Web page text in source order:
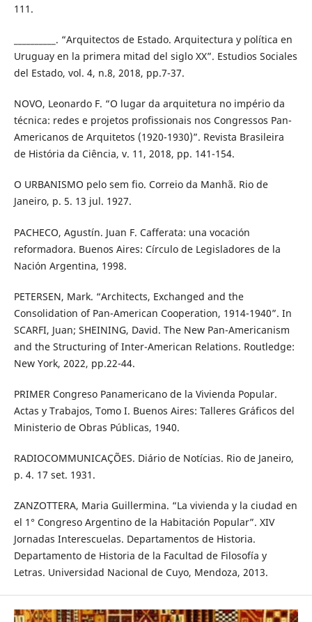
111.
__________. “Arquitectos de Estado. Arquitectura y política en
Uruguay en la primera mitad del siglo XX”. Estudios Sociales
del Estado, vol. 4, n.8, 2018, pp.7-37.
NOVO, Leonardo F. “O lugar da arquitetura no império da
técnica: redes e projetos profissionais nos Congressos Pan-
Americanos de Arquitetos (1920-1930)”. Revista Brasileira
de História da Ciência, v. 11, 2018, pp. 141-154.
O URBANISMO pelo sem fio. Correio da Manhã. Rio de
Janeiro, p. 5. 13 jul. 1927.
PACHECO, Agustín. Juan F. Cafferata: una vocación
reformadora. Buenos Aires: Círculo de Legisladores de la
Nación Argentina, 1998.
PETERSEN, Mark. “Architects, Exchanged and the
Consolidation of Pan-American Cooperation, 1914-1940”. In
SCARFI, Juan; SHEINING, David. The New Pan-Americanism
and the Structuring of Inter-American Relations. Routledge:
New York, 2022, pp.22-44.
PRIMER Congreso Panamericano de la Vivienda Popular.
Actas y Trabajos, Tomo I. Buenos Aires: Talleres Gráficos del
Ministerio de Obras Públicas, 1940.
RADIOCOMMUNICAÇÕES. Diário de Notícias. Rio de Janeiro,
p. 4. 17 set. 1931.
ZANZOTTERA, Maria Guillermina. “La vivienda y la ciudad en
el 1° Congreso Argentino de la Habitación Popular”. XIV
Jornadas Interescuelas. Departamentos de Historia.
Departamento de Historia de la Facultad de Filosofía y
Letras. Universidad Nacional de Cuyo, Mendoza, 2013.